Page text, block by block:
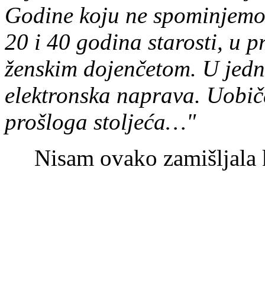
Godine koju ne
20 i 40 godina starosti, u
ženskim dojenčetom. U
elektronska naprava.
prošloga stoljeća…"
Nisam ovako zamišljala